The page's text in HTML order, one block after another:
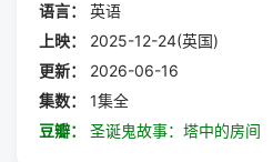
语言：
英语
上映：
2025-12-24(英国)
更新：
2026-06-16
集数：
1集全
豆瓣：
圣诞鬼故事：塔中的房间